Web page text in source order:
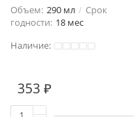
Объем: 290 мл
Срок
годности: 18 мес
Наличие:
353 ₽